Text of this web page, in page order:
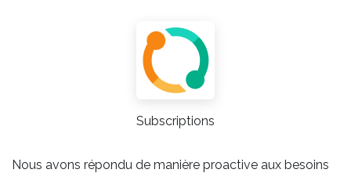
Subscriptions
Nous avons répondu de manière proactive aux besoins